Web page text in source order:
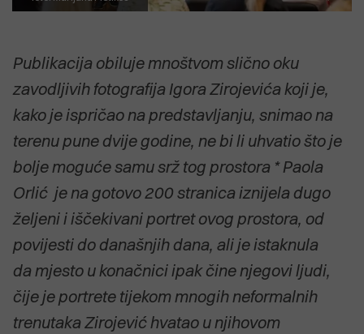
Publikacija obiluje mnoštvom slično oku
zavodljivih fotografija Igora Zirojevića koji je,
kako je ispričao na predstavljanju, snimao na
terenu pune dvije godine, ne bi li uhvatio što je
bolje moguće samu srž tog prostora * Paola
Orlić je na gotovo 200 stranica iznijela dugo
željeni i iščekivani portret ovog prostora, od
povijesti do današnjih dana, ali je istaknula
da mjesto u konačnici ipak čine njegovi ljudi,
čije je portrete tijekom mnogih neformalnih
trenutaka Zirojević hvatao u njihovom